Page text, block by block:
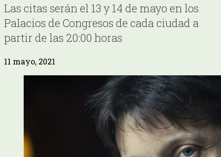
Las citas serán el 13 y 14 de mayo en los
Palacios de Congresos de cada ciudad a
partir de las 20:00 horas
11 mayo, 2021